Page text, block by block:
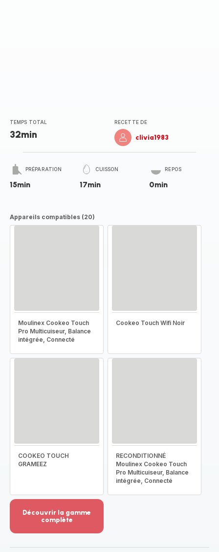
TEMPS TOTAL
32min
RECETTE DE
clivia1983
PRÉPARATION
15min
CUISSON
17min
REPOS
0min
Appareils compatibles (20)
Moulinex Cookeo Touch
Pro Multicuiseur, Balance
intégrée, Connecté
Cookeo Touch Wifi Noir
COOKEO TOUCH
GRAMEEZ
RECONDITIONNÉ
Moulinex Cookeo Touch
Pro Multicuiseur, Balance
intégrée, Connecté
Découvrir la gamme
complète
-